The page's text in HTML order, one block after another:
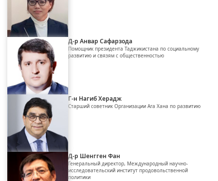
Д-р Анвар Сафарзода
Помощник президента Таджикистана по социальному
развитию и связям с общественностью
Г-н Нагиб Херадж
Старший советник Организации Ага Хана по развитию
Д-р Шенгген Фан
Генеральный директор, Международный научно-
исследовательский институт продовольственной
политики